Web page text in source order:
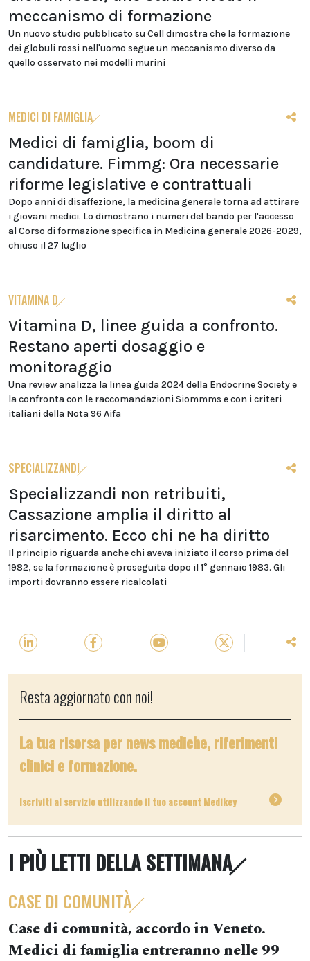
meccanismo di formazione
Un nuovo studio pubblicato su Cell dimostra che la formazione
dei globuli rossi nell'uomo segue un meccanismo diverso da
quello osservato nei modelli murini
MEDICI DI FAMIGLIA
Medici di famiglia, boom di
candidature. Fimmg: Ora necessarie
riforme legislative e contrattuali
Dopo anni di disaffezione, la medicina generale torna ad attirare
i giovani medici. Lo dimostrano i numeri del bando per l'accesso
al Corso di formazione specifica in Medicina generale 2026-2029,
chiuso il 27 luglio
VITAMINA D
Vitamina D, linee guida a confronto.
Restano aperti dosaggio e
monitoraggio
Una review analizza la linea guida 2024 della Endocrine Society e
la confronta con le raccomandazioni Siommms e con i criteri
italiani della Nota 96 Aifa
SPECIALIZZANDI
Specializzandi non retribuiti,
Cassazione amplia il diritto al
risarcimento. Ecco chi ne ha diritto
Il principio riguarda anche chi aveva iniziato il corso prima del
1982, se la formazione è proseguita dopo il 1° gennaio 1983. Gli
importi dovranno essere ricalcolati
Resta aggiornato con noi!
La tua risorsa per news mediche, riferimenti
clinici e formazione.
Iscriviti al servizio utilizzando il tuo account Medikey
I PIÙ LETTI DELLA SETTIMANA
CASE DI COMUNITÀ
Case di comunità, accordo in Veneto.
Medici di famiglia entreranno nelle 99